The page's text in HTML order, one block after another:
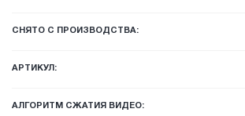
СНЯТО С ПРОИЗВОДСТВА:
АРТИКУЛ:
АЛГОРИТМ СЖАТИЯ ВИДЕО: